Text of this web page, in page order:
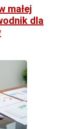
małej
dla